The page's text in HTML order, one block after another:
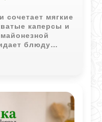
сочетает мягкие
каперсы и
блюду
анчоусами
и